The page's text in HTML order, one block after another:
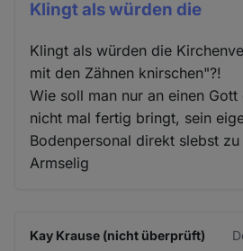
Klingt als würden die
Klingt als würden die
mit den Zähnen knirschen"?!
Wie soll man nur an einen
nicht mal fertig bringt, sein
Bodenpersonal direkt slebst zu
Armselig
Kay Krause (nicht überprüft)